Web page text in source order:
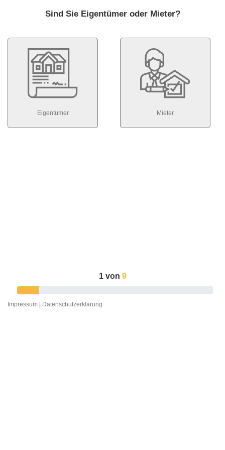
Sind Sie Eigentümer oder Mieter?
Eigentümer Mieter
1von 9
Impressum Datenschutzerklärung